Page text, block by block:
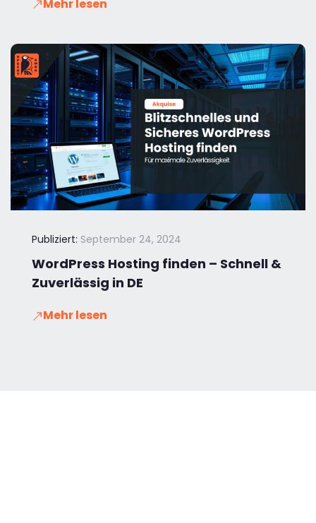
Mehr lesen
Publiziert: September 24, 2024
WordPress Hosting finden – Schnell &
Zuverlässig in DE
Mehr lesen